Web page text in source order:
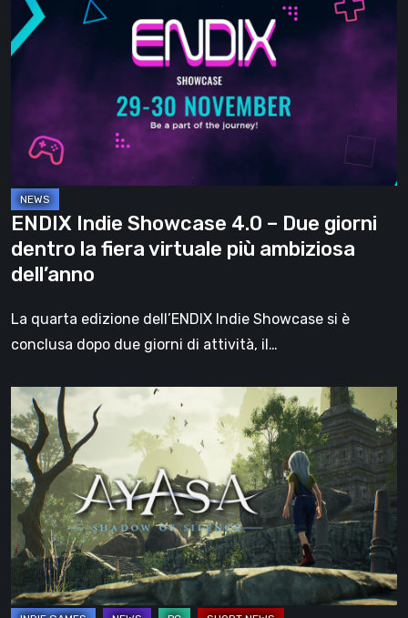
Indie
Showcase
4.0
giorni
dentro
la
fiera
virtuale
più
ambiziosa
dell’anno
ENDIX Indie Showcase 4.0 – Due giorni
dentro la fiera virtuale più ambiziosa
dell’anno
La quarta edizione dell’ENDIX Indie Showcase si è
conclusa dopo due giorni di attività, il…
Ayasa:
Shadows
of
Silence
esce
oggi
—
viaggio